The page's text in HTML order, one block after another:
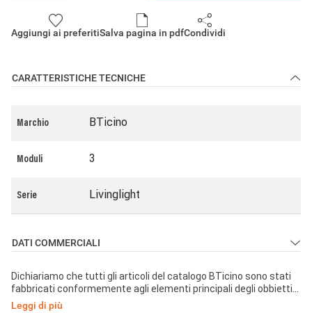
Aggiungi ai preferitiSalva pagina in pdfCondividi
CARATTERISTICHE TECNICHE
Marchio BTicino
Moduli 3
Serie Livinglight
DATI COMMERCIALI
Dichiariamo che tutti gli articoli del catalogo BTicino sono stati
fabbricati conformemente agli elementi principali degli obbiettivi
di sicurezza della Direttiva Europea Bassa Tensione:
Leggi di più